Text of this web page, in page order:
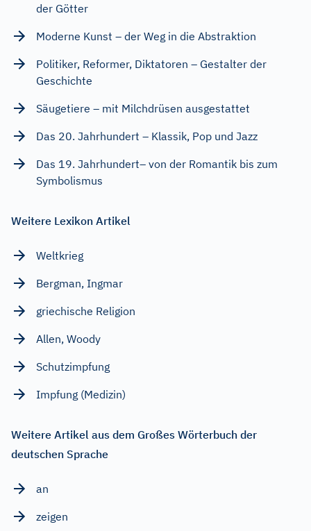
der Götter
Moderne Kunst – der Weg in die Abstraktion
Politiker, Reformer, Diktatoren – Gestalter der
Geschichte
Säugetiere – mit Milchdrüsen ausgestattet
Das 20. Jahrhundert – Klassik, Pop und Jazz
Das 19. Jahrhundert– von der Romantik bis zum
Symbolismus
Weitere Lexikon Artikel
Weltkrieg
Bergman, Ingmar
griechische Religion
Allen, Woody
Schutzimpfung
Impfung (Medizin)
Weitere Artikel aus dem Großes Wörterbuch der
deutschen Sprache
an
zeigen